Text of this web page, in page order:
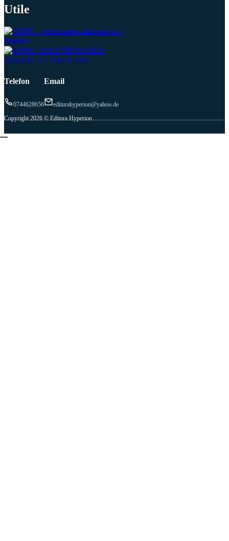
Utile
Telefon
0744628656
Email
editurahyperion@yahoo.de
Copyright 2026 © Editura Hyperion